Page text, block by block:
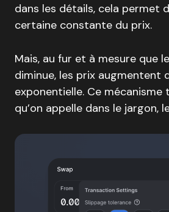
dans les détails, cela permet
certaine constante du prix.
Mais, au fur et à mesure que
diminue, les prix augmentent
exponentielle. Ce mécanisme
qu’on appelle dans le jargon,